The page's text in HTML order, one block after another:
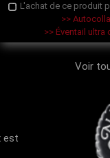
L'achat de ce produit
>>
>> Éventail ultra
Voir
est